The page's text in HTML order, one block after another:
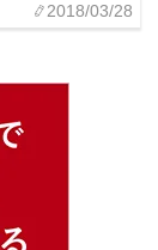
2018/03/28